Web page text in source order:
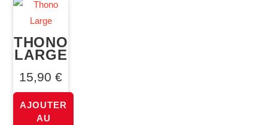
THONO
LARGE
15,90€
AJOUTER
AU